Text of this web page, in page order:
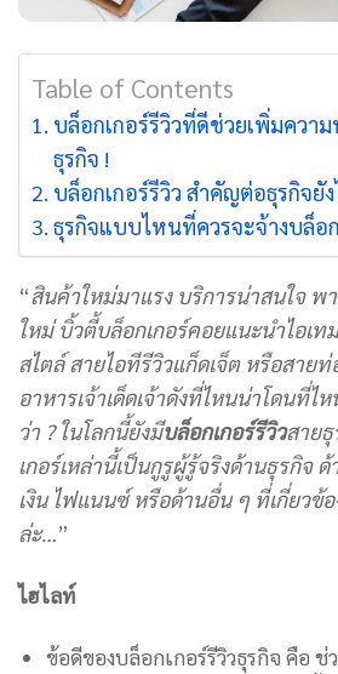
Table of Contents
บล็อกเกอร์รีวิวที่ดีช่วยเพิ่มควา
ธุรกิจ !
บล็อกเกอร์รีวิว สำคัญต่อธุรกิจยัง
ธุรกิจแบบไหนที่ควรจะจ้างบล็อก
“สินค้าใหม่มาแรง บริการน่าสนใจ พ
ใหม่ บิ้วตี้บล็อกเกอร์คอยแนะนำไอเ
สไตล์ สายไอทีรีวิวแก็ดเจ็ต หรือสายท่
อาหารเจ้าเด็ดเจ้าดังที่ไหนน่าโดนที่
ว่า ? ในโลกนี้ยังมีบล็อกเกอร์รีวิวสาย
เกอร์เหล่านี้เป็นกูรูผู้รู้จริงด้านธุรกิจ
เงิน ไฟแนนซ์ หรือด้านอื่น ๆ ที่เกี่ยวข้อ
ล่ะ…”
ไฮไลท์
ข้อดีของบล็อกเกอร์รีวิวธุรกิจ คือ ช่